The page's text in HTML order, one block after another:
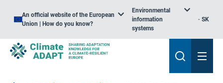
An official website of the European
Union | How do you know?
Environmental
information
systems
SK